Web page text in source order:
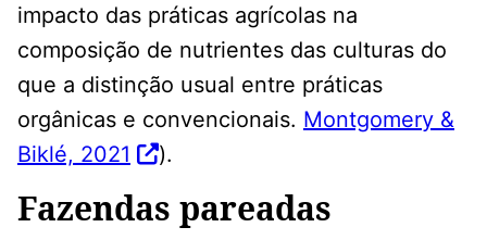
impacto das práticas agrícolas na
composição de nutrientes das culturas do
que a distinção usual entre práticas
orgânicas e convencionais. Montgomery &
Biklé, 2021
).
Fazendas pareadas